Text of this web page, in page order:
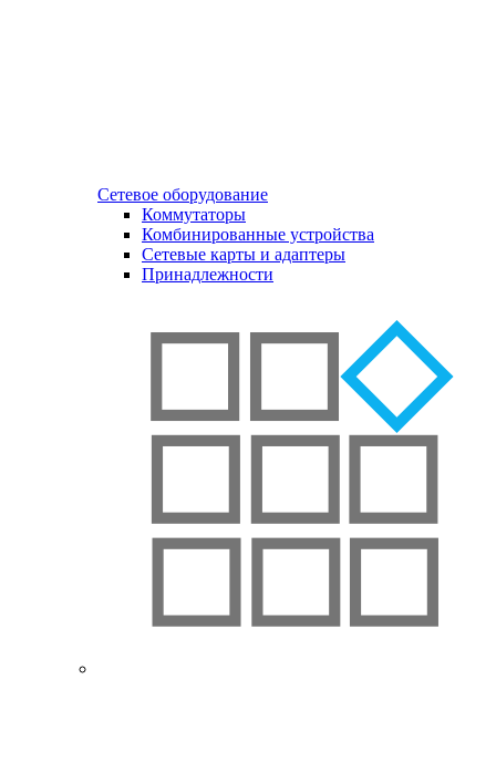
Сетевое оборудование
Коммутаторы
Комбинированные устройства
Сетевые карты и адаптеры
Принадлежности